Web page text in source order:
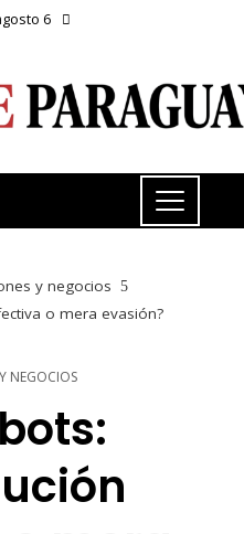
6
y negocios
o mera evasión?
NEGOCIOS